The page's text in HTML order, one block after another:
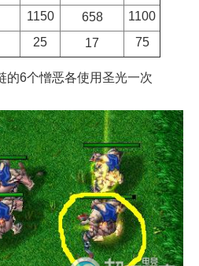
1150 658 1100
25 17 75
的6个憎恶各使用圣光一次